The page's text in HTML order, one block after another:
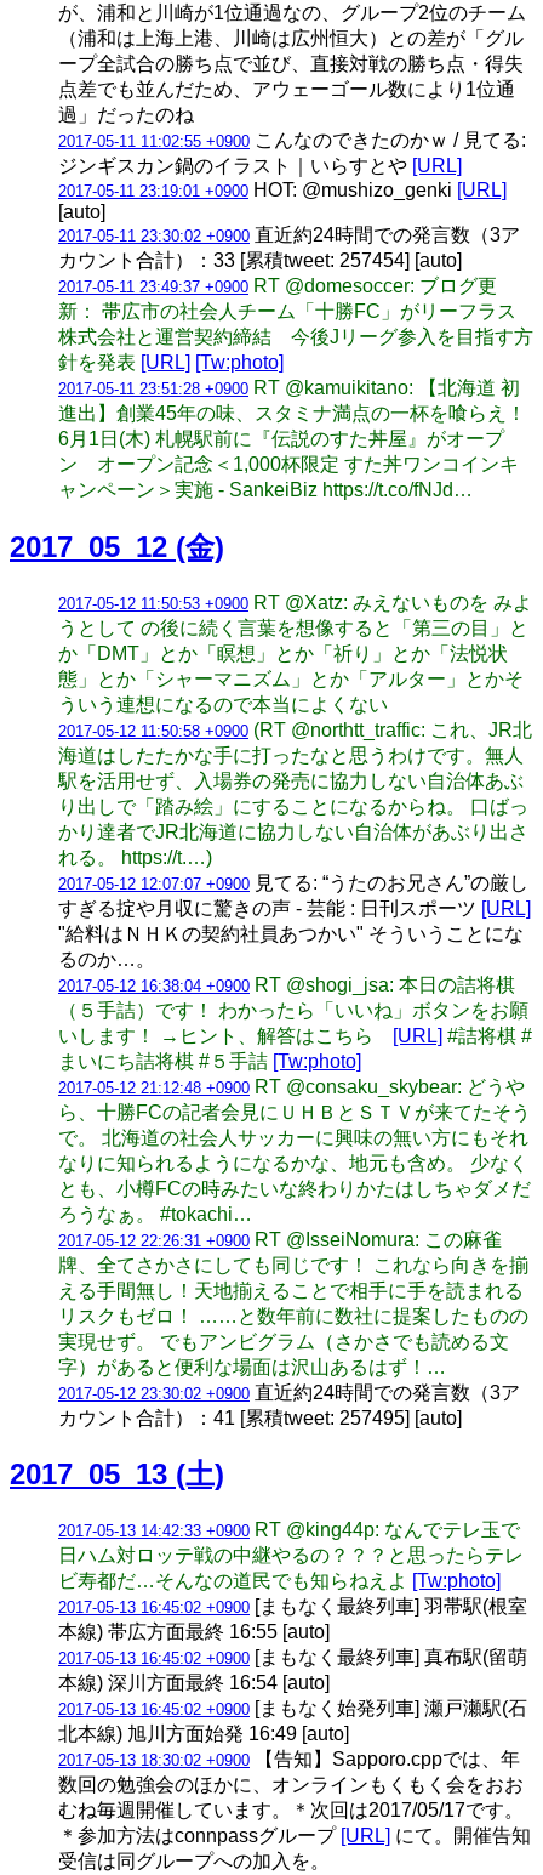
が、浦和と川崎が1位通過なの、グループ2位のチーム
（浦和は上海上港、川崎は広州恒大）との差が「グル
ープ全試合の勝ち点で並び、直接対戦の勝ち点・得失
点差でも並んだため、アウェーゴール数により1位通
過」だったのね
2017-05-11 11:02:55 +0900 こんなのできたのかｗ / 見てる:
ジンギスカン鍋のイラスト｜いらすとや [URL]
2017-05-11 23:19:01 +0900 HOT: @mushizo_genki [URL]
[auto]
2017-05-11 23:30:02 +0900 直近約24時間での発言数（3ア
カウント合計）：33 [累積tweet: 257454] [auto]
2017-05-11 23:49:37 +0900 RT @domesoccer: ブログ更
新： 帯広市の社会人チーム「十勝FC」がリーフラス
株式会社と運営契約締結 今後Jリーグ参入を目指す方
針を発表 [URL] [Tw:photo]
2017-05-11 23:51:28 +0900 RT @kamuikitano: 【北海道 初
進出】創業45年の味、スタミナ満点の一杯を喰らえ！
6月1日(木) 札幌駅前に『伝説のすた丼屋』がオープ
ン オープン記念＜1,000杯限定 すた丼ワンコインキ
ャンペーン＞実施 - SankeiBiz https://t.co/fNJd…
2017_05_12 (金)
2017-05-12 11:50:53 +0900 RT @Xatz: みえないものを みよ
うとして の後に続く言葉を想像すると「第三の目」と
か「DMT」とか「瞑想」とか「祈り」とか「法悦状
態」とか「シャーマニズム」とか「アルター」とかそ
ういう連想になるので本当によくない
2017-05-12 11:50:58 +0900 (RT @northtt_traffic: これ、JR北
海道はしたたかな手に打ったなと思うわけです。無人
駅を活用せず、入場券の発売に協力しない自治体あぶ
り出しで「踏み絵」にすることになるからね。 口ばっ
かり達者でJR北海道に協力しない自治体があぶり出さ
れる。 https://t.…)
2017-05-12 12:07:07 +0900 見てる: “うたのお兄さん”の厳し
すぎる掟や月収に驚きの声 - 芸能 : 日刊スポーツ [URL]
"給料はＮＨＫの契約社員あつかい" そういうことにな
るのか…。
2017-05-12 16:38:04 +0900 RT @shogi_jsa: 本日の詰将棋
（５手詰）です！ わかったら「いいね」ボタンをお願
いします！ →ヒント、解答はこちら
[URL] #詰将棋 #
まいにち詰将棋 #５手詰 [Tw:photo]
2017-05-12 21:12:48 +0900 RT @consaku_skybear: どうや
ら、十勝FCの記者会見にＵＨＢとＳＴＶが来てたそう
で。 北海道の社会人サッカーに興味の無い方にもそれ
なりに知られるようになるかな、地元も含め。 少なく
とも、小樽FCの時みたいな終わりかたはしちゃダメだ
ろうなぁ。 #tokachi…
2017-05-12 22:26:31 +0900 RT @IsseiNomura: この麻雀
牌、全てさかさにしても同じです！ これなら向きを揃
える手間無し！天地揃えることで相手に手を読まれる
リスクもゼロ！ ……と数年前に数社に提案したものの
実現せず。 でもアンビグラム（さかさでも読める文
字）があると便利な場面は沢山あるはず！…
2017-05-12 23:30:02 +0900 直近約24時間での発言数（3ア
カウント合計）：41 [累積tweet: 257495] [auto]
2017_05_13 (土)
2017-05-13 14:42:33 +0900 RT @king44p: なんでテレ玉で
日ハム対ロッテ戦の中継やるの？？？と思ったらテレ
ビ寿都だ…そんなの道民でも知らねえよ [Tw:photo]
2017-05-13 16:45:02 +0900 [まもなく最終列車] 羽帯駅(根室
本線) 帯広方面最終 16:55 [auto]
2017-05-13 16:45:02 +0900 [まもなく最終列車] 真布駅(留萌
本線) 深川方面最終 16:54 [auto]
2017-05-13 16:45:02 +0900 [まもなく始発列車] 瀬戸瀬駅(石
北本線) 旭川方面始発 16:49 [auto]
2017-05-13 18:30:02 +0900 【告知】Sapporo.cppでは、年
数回の勉強会のほかに、オンラインもくもく会をおお
むね毎週開催しています。＊次回は2017/05/17です。
＊参加方法はconnpassグループ [URL] にて。開催告知
受信は同グループへの加入を。